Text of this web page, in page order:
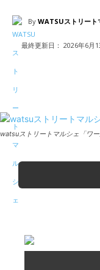
By WATSUストリート
最終更新日： 2026年6月
watsuストリートマルシェ「ワー